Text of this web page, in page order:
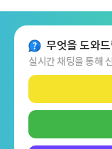
무엇을 도와
실시간 채팅을 통해